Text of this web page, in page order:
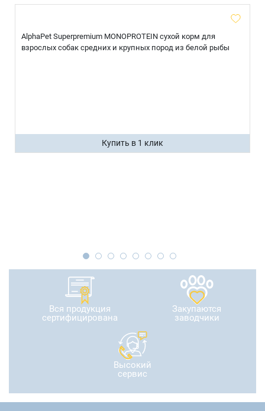
AlphaPet Superpremium MONOPROTEIN сухой корм для
взрослых собак средних и крупных пород из белой рыбы
Купить в 1 клик
Вся продукция
сертифицирована
Закупаются
заводчики
Высокий
сервис